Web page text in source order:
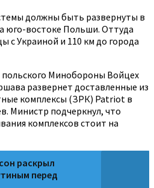
должны быть развернуты в
юго-востоке Польши. Оттуда
с Украиной и 110 км до города
польского Минобороны Войцех
развернет доставленные из
комплексы (ЗРК) Patriot в
Министр подчеркнул, что
комплексов стоит на
раскрыл
перед